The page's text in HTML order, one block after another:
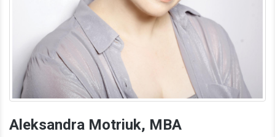
Aleksandra Motriuk, MBA